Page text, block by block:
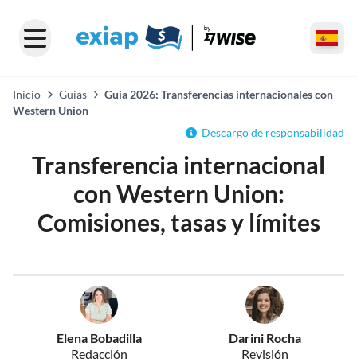
Inicio Guías
Guía 2026: Transferencias internacionales con
Western Union
Descargo de responsabilidad
Transferencia internacional
con Western Union:
Comisiones, tasas y límites
Elena Bobadilla
Redacción
Darini Rocha
Revisión